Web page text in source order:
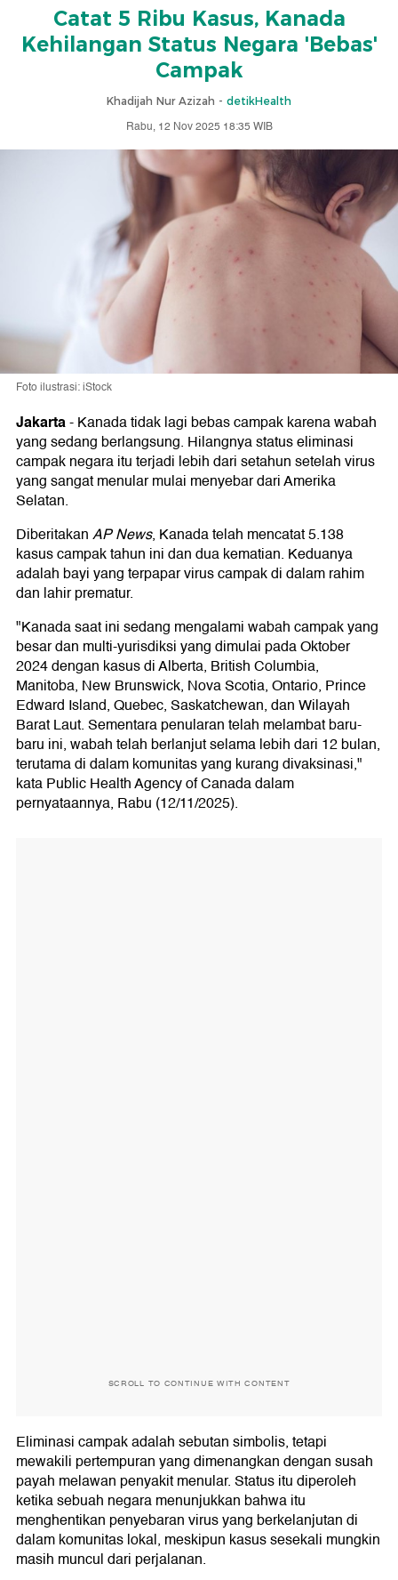
Catat 5 Ribu Kasus, Kanada
Kehilangan Status Negara 'Bebas'
Campak
Khadijah Nur Azizah - detikHealth
Rabu, 12 Nov 2025 18:35 WIB
Foto ilustrasi: iStock
Jakarta-Kanada tidak lagi bebas campak karena wabah
yang sedang berlangsung. Hilangnya status eliminasi
campak negara itu terjadi lebih dari setahun setelah virus
yang sangat menular mulai menyebar dari Amerika
Selatan.
DiberitakanAP News, Kanada telah mencatat 5.138
kasus campak tahun ini dan dua kematian. Keduanya
adalah bayi yang terpapar virus campak di dalam rahim
dan lahir prematur.
"Kanada saat ini sedang mengalami wabah campak yang
besar dan multi-yurisdiksi yang dimulai pada Oktober
2024 dengan kasus di Alberta, British Columbia,
Manitoba, New Brunswick, Nova Scotia, Ontario, Prince
Edward Island, Quebec, Saskatchewan, dan Wilayah
Barat Laut. Sementara penularan telah melambat baru-
baru ini, wabah telah berlanjut selama lebih dari 12 bulan,
terutama di dalam komunitas yang kurang divaksinasi,"
kata Public Health Agency of Canada dalam
pernyataannya, Rabu (12/11/2025).
SCROLL TO CONTINUE WITH CONTENT
Eliminasi campak adalah sebutan simbolis, tetapi
mewakili pertempuran yang dimenangkan dengan susah
payah melawan penyakit menular. Status itu diperoleh
ketika sebuah negara menunjukkan bahwa itu
menghentikan penyebaran virus yang berkelanjutan di
dalam komunitas lokal, meskipun kasus sesekali mungkin
masih muncul dari perjalanan.